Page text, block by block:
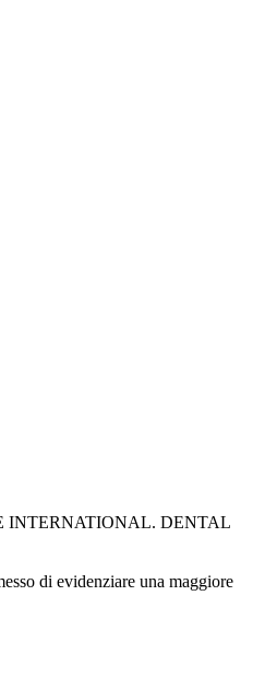
INTERNATIONAL. DENTAL
di evidenziare una maggiore